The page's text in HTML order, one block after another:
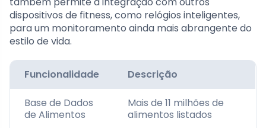
dispositivos de fitness, como relógios inteligentes,
para um monitoramento ainda mais abrangente do
estilo de vida.
Funcionalidade Descrição
Base de Dados
de Alimentos
Mais de 11 milhões de
alimentos listados